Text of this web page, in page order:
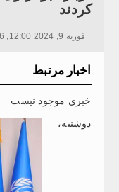
کردند
فوریه 9, 2024 12:00, 616 بازدید ها
اخبار مرتبط
خبری موجود نیست
دوشنبه،